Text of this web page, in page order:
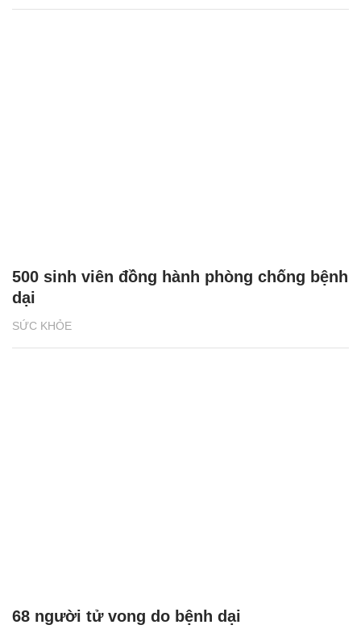
SỨC KHỎE
500 sinh viên đồng hành phòng chống bệnh
dại
68 người tử vong do bệnh dại